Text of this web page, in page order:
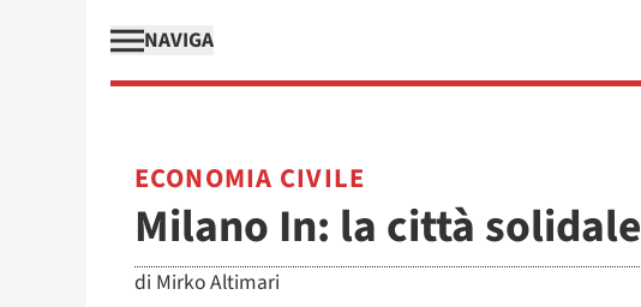
NAVIGA
ECONOMIA CIVILE
Milano In: la città solidale
di Mirko Altimari